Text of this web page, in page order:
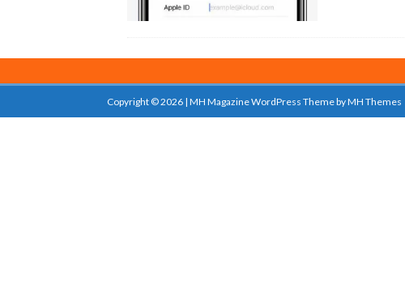
Copyright © 2026 | MH Magazine WordPress Theme byMH Themes